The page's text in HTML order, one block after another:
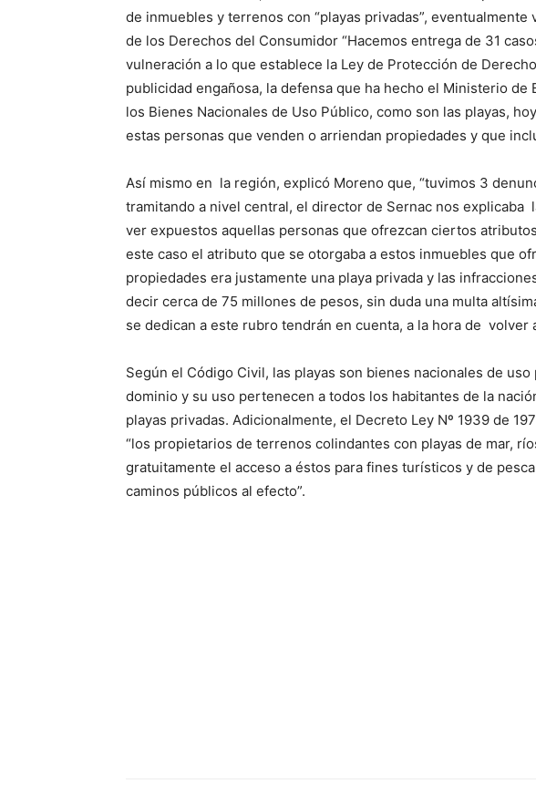
de inmuebles y terrenos con “playas privadas”,
de los Derechos del Consumidor “Hacemos entrega de 31
vulneración a lo que establece la Ley de Protección de
publicidad engañosa, la defensa que ha hecho el Ministerio de
los Bienes Nacionales de Uso Público, como son las playas,
estas personas que venden o arriendan propiedades y que
Así mismo en la región, explicó Moreno que, “tuvimos 3
tramitando a nivel central, el director de Sernac nos explicaba
ver expuestos aquellas personas que ofrezcan ciertos
este caso el atributo que se otorgaba a estos inmuebles que
propiedades era justamente una playa privada y las
decir cerca de 75 millones de pesos, sin duda una multa
se dedican a este rubro tendrán en cuenta, a la hora de volver
Según el Código Civil, las playas son bienes nacionales de
dominio y su uso pertenecen a todos los habitantes de la
playas privadas. Adicionalmente, el Decreto Ley Nº 1939 de
“los propietarios de terrenos colindantes con playas de mar,
gratuitamente el acceso a éstos para fines turísticos y de
caminos públicos al efecto”.